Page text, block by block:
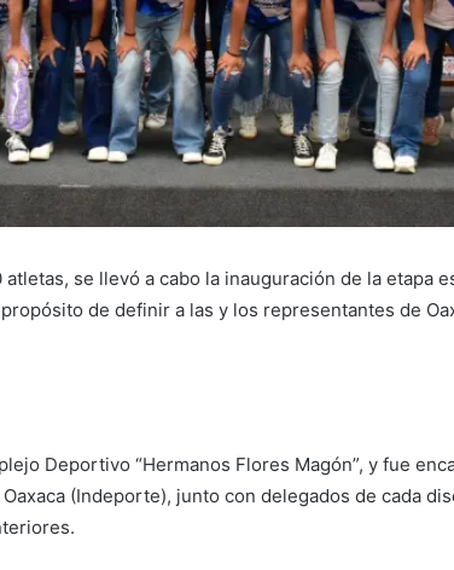
se llevó a cabo la inauguración de la etapa
de definir a las y los representantes de
Deportivo “Hermanos Flores Magón”, y fue
(Indeporte), junto con delegados de cada